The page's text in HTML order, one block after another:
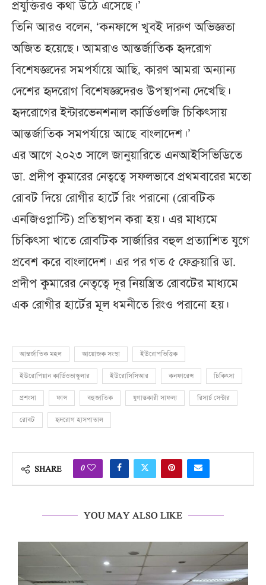
প্রযুক্তিরও কথা উঠে এসেছে।’
তিনি আরও বলেন, ‘কনফান্সে খুবই দারুণ অভিজ্ঞতা
অজিত হয়েছে। আমরাও আন্তর্জাতিক হৃদরোগ
বিশেষজ্ঞদের সমপর্যায়ে আছি, কারণ আমরা অন্যান্য
দেশের হৃদরোগ বিশেষজ্ঞদেরও উপস্থাপনা দেখেছি।
হৃদরোগের ইন্টারভেনশনাল কার্ডিওলজি চিকিৎসায়
আন্তর্জাতিক সমপর্যায়ে আছে বাংলাদেশ।’
এর আগে ২০২৩ সালে জানুয়ারিতে এনআইসিভিডিতে
ডা. প্রদীপ কুমারের নেত্বত্বে সফলভাবে প্রথমবারের মতো
রোবট দিয়ে রোগীর হার্টে রিং পরানো (রোবটিক
এনজিওপ্লাস্টি) প্রতিস্থাপন করা হয়। এর মাধ্যমে
চিকিৎসা খাতে রোবটিক সার্জারির বহুল প্রত্যাশিত যুগে
প্রবেশ করে বাংলাদেশ। এর পর গত ৫ ফেব্রুয়ারি ডা.
প্রদীপ কুমারের নেতৃত্বে দূর নিয়ন্ত্রিত রোবটের মাধ্যমে
এক রোগীর হার্টের মূল ধমনীতে রিংও পরানো হয়।
আন্তর্জাতিক মহল আয়োজক সংস্থা ইউরোপভিত্তিক
ইউরোপিয়ান কার্ডিওভাস্কুলার ইউরোসিসিআর কনফারেন্স চিকিৎসা
প্রশংসা ফান্স বহুজাতিক যুগান্তকারী সাফল্য রিসার্চ সেন্টার
রোবট হৃদরোগ হাসপাতাল
SHARE 0
YOU MAY ALSO LIKE